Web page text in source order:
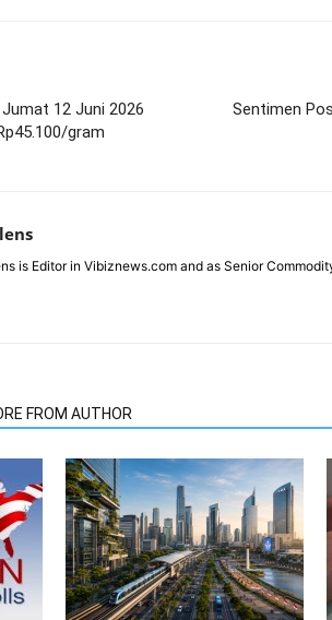
12 Juni 2026
gram
Sentimen
is Editor in Vibiznews.com and as Senior
FROM AUTHOR